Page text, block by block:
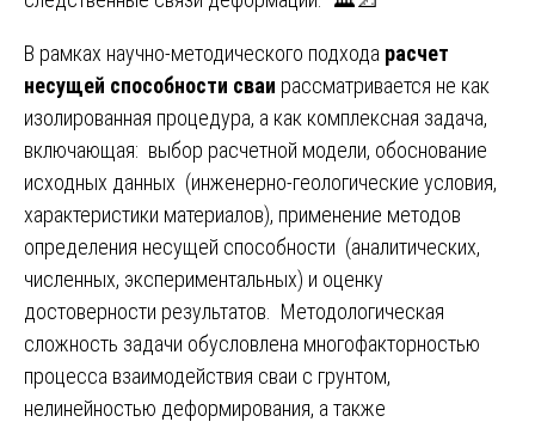
В рамках научно-методического подхода расчет
несущей способности сваи рассматривается не как
изолированная процедура, а как комплексная задача,
включающая: выбор расчетной модели, обоснование
исходных данных (инженерно-геологические условия,
характеристики материалов), применение методов
определения несущей способности (аналитических,
численных, экспериментальных) и оценку
достоверности результатов. Методологическая
сложность задачи обусловлена многофакторностью
процесса взаимодействия сваи с грунтом,
нелинейностью деформирования, а также